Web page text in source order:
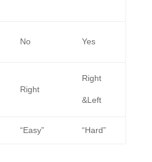
No Yes
Right
Right
&Left
“Easy” “Hard”